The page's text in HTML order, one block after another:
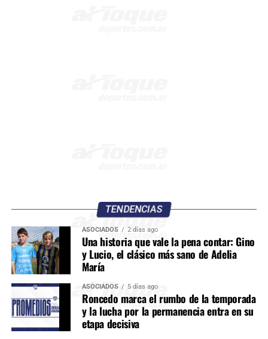
TENDENCIAS
ASOCIADOS 2 días ago
Una historia que vale la pena contar: Gino
y Lucio, el clásico más sano de Adelia
María
ASOCIADOS 5 días ago
Roncedo marca el rumbo de la temporada
y la lucha por la permanencia entra en su
etapa decisiva